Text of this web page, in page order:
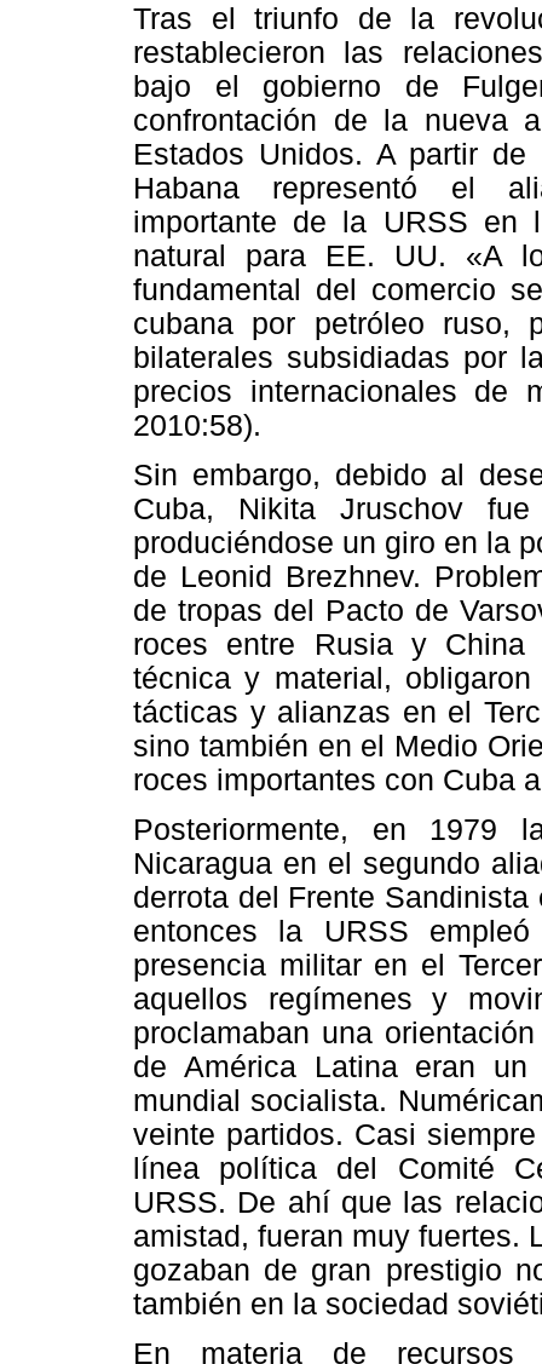
Tras el triunfo de la
restablecieron las
bajo el gobierno de
confrontación de la nueva
Estados Unidos. A partir
Habana representó el
importante de la URSS en
natural para EE. UU. «A
fundamental del comercio
cubana por petróleo ruso,
bilaterales subsidiadas por
precios internacionales de
2010:58).
Sin embargo, debido al
Cuba, Nikita Jruschov fue
produciéndose un giro en la
de Leonid Brezhnev.
de tropas del Pacto de
roces entre Rusia y
técnica y material,
tácticas y alianzas en el
sino también en el Medio
roces importantes con Cuba
Posteriormente, en 1979
Nicaragua en el segundo
derrota del Frente
entonces la URSS
presencia militar en el
aquellos regímenes y
proclamaban una
de América Latina eran
mundial socialista.
veinte partidos. Casi
línea política del Comité
URSS. De ahí que las
amistad, fueran muy fuertes.
gozaban de gran prestigio
también en la sociedad
En materia de recursos